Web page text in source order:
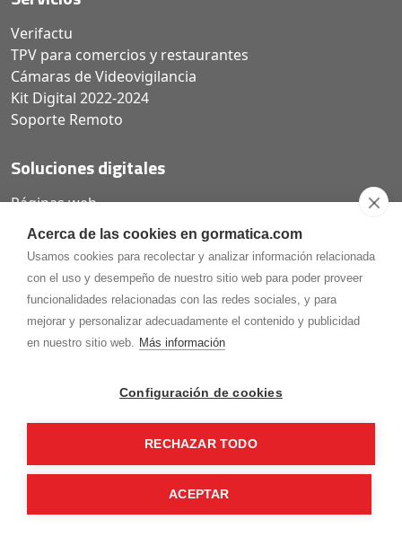
Acerca de las cookies en gormatica.com
Usamos cookies para recolectar y analizar información relacionada
con el uso y desempeño de nuestro sitio web para poder proveer
funcionalidades relacionadas con las redes sociales, y para
mejorar y personalizar adecuadamente el contenido y publicidad
en nuestro sitio web. Más información
Configuración de cookies
RECHAZAR TODO
ACEPTAR
Verifactu
TPV para comercios y restaurantes
Cámaras de Videovigilancia
Kit Digital 2022-2024
Soporte Remoto
Soluciones digitales
Páginas web
Tiendas online
975.368.262
¡Síguenos en nuestras redes!